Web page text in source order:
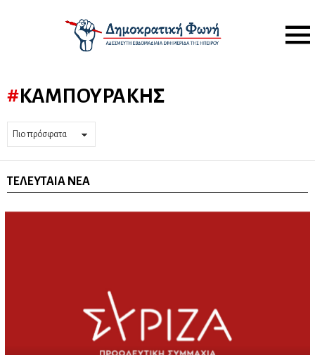
Menu
ΚΑΜΠΟΥΡΆΚΗΣ
ΤΕΛΕΥΤΑΊΑ ΝΈΑ